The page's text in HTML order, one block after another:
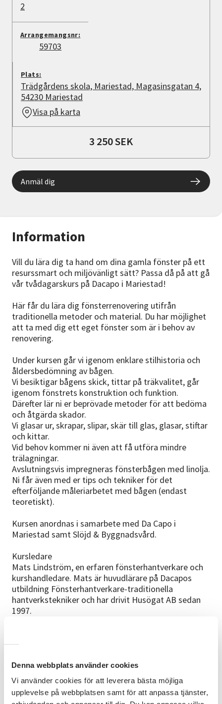
Denna webbplats använder cookies
Vi använder cookies för att leverera bästa möjliga
upplevelse på webbplatsen samt för att anpassa tjänster,
Information
Vill du lära dig ta hand om dina gamla fönster på ett
resurssmart och miljövänligt sätt? Passa då på att gå
vår tvådagarskurs på Dacapo i Mariestad!
Här får du lära dig fönsterrenovering utifrån
traditionella metoder och material. Du har möjlighet
att ta med dig ett eget fönster som är i behov av
renovering.
Under kursen går vi igenom enklare stilhistoria och
åldersbedömning av bågen.
Vi besiktigar bågens skick, tittar på träkvalitet, går
igenom fönstrets konstruktion och funktion.
Därefter lär ni er beprövade metoder för att bedöma
och åtgärda skador.
Vi glasar ur, skrapar, slipar, skär till glas, glasar, stiftar
och kittar.
Vid behov kommer ni även att få utföra mindre
trälagningar.
Avslutningsvis impregneras fönsterbågen med linolja.
Ni får även med er tips och tekniker för det
efterföljande måleriarbetet med bågen (endast
teoretiskt).
Kursen anordnas i samarbete med Da Capo i
Mariestad samt Slöjd & Byggnadsvård.
Kursledare
Mats Lindström, en erfaren fönsterhantverkare och
kurshandledare. Mats är huvudlärare på Dacapos
utbildning Fönsterhantverkare-traditionella
hantverkstekniker och har drivit Husögat AB sedan
1997.
Enklare lunch, välkomstfika fika och kaffe/te ingår i
förväg.
Att tänka på och ta med
Kursledaren har mycket att lära ut på kort tid så var
2
Arrangemangsnr:
59703
Plats:
Trädgårdens skola, Mariestad, Magasinsgatan 4,
54230 Mariestad
Visa på karta
3 250 SEK
Anmäl dig